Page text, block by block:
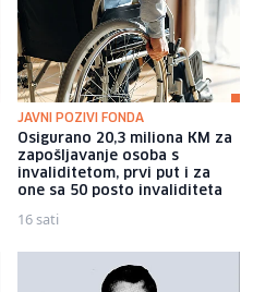
JAVNI POZIVI FONDA
Osigurano 20,3 miliona KM za
zapošljavanje osoba s
invaliditetom, prvi put i za
one sa 50 posto invaliditeta
16 sati